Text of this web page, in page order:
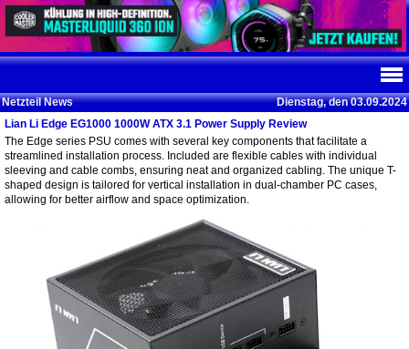
Netzteil News
Dienstag, den 03.09.2024
Lian Li Edge EG1000 1000W ATX 3.1 Power Supply Review
The Edge series PSU comes with several key components that facilitate a
streamlined installation process. Included are flexible cables with individual
sleeving and cable combs, ensuring neat and organized cabling. The unique T-
shaped design is tailored for vertical installation in dual-chamber PC cases,
allowing for better airflow and space optimization.